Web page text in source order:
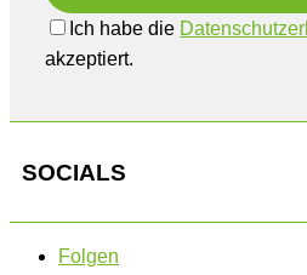
Ich habe die
akzeptiert.
SOCIALS
Folgen